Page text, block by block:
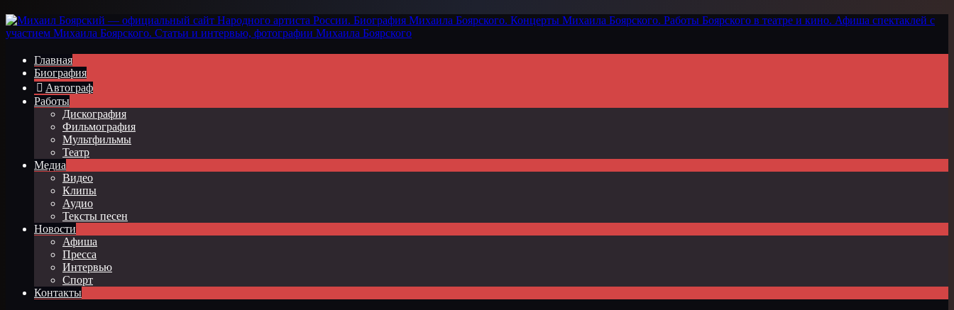
Главная
Биография
Автограф
Работы
Дискография
Фильмография
Мультфильмы
Театр
Медиа
Видео
Клипы
Аудио
Тексты песен
Новости
Афиша
Пресса
Интервью
Спорт
Контакты